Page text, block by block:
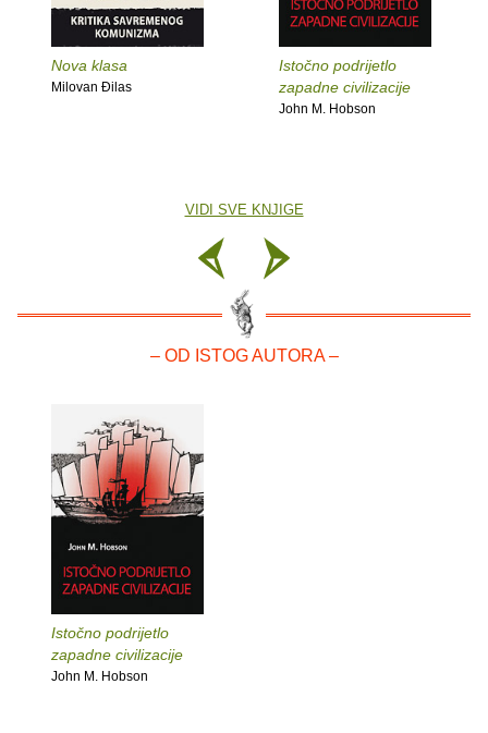
Nova klasa
Milovan Ðilas
Istočno podrijetlo
zapadne civilizacije
John M. Hobson
VIDI SVE KNJIGE
– OD ISTOG AUTORA –
Istočno podrijetlo
zapadne civilizacije
John M. Hobson